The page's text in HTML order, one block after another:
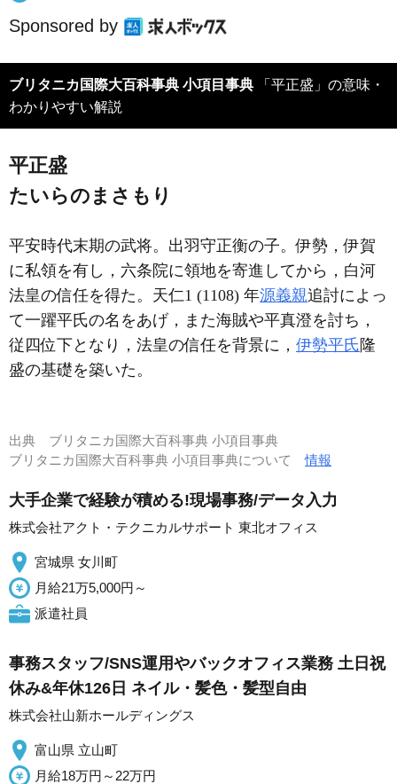
Sponsored by
ブリタニカ国際大百科事典 小項目事典
わかりやすい解説
平正盛
たいらのまさもり
平安時代末期の武将。出羽守正衡の子。伊勢，伊賀
に私領を有し，六条院に領地を寄進してから，白河
法皇の信任を得た。天仁1 (1108) 年源義親追討によっ
て一躍平氏の名をあげ，また海賊や平真澄を討ち，
従四位下となり，法皇の信任を背景に， 伊勢平氏隆
盛の基礎を築いた。
出典 ブリタニカ国際大百科事典 小項目事典
ブリタニカ国際大百科事典 小項目事典について情報
大手企業で経験が積める!現場事務/データ入力
株式会社アクト・テクニカルサポート 東北オフィス
宮城県 女川町
月給21万5,000円～
派遣社員
事務スタッフ/SNS運用やバックオフィス業務 土日祝
休み&年休126日 ネイル・髪色・髪型自由
株式会社山新ホールディングス
富山県 立山町
月給18万円～22万円